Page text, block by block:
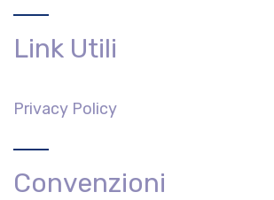
Link Utili
Privacy Policy
Convenzioni